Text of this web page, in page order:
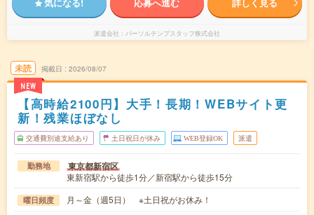
派遣会社 パーソルテンプスタッフ株式会社
未読
NEW
掲載日 2026/08/07
【高時給2100円】大手！長期！WEBサイト更
新！残業ほぼなし
交通費別途支給あり 土日祝日が休み WEB登録OK 派遣
勤務地 東京都新宿区
東新宿駅から徒歩1分／新宿駅から徒歩15分
曜日頻度 月～金（週5日） ※土日祝がお休み！